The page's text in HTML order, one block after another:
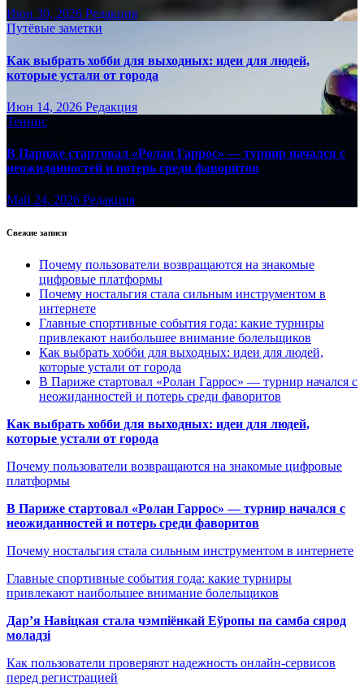
Июн 30, 2026 Редакция
Путёвые заметки
Как выбрать хобби для выходных: идеи для людей,
которые устали от города
Июн 14, 2026 Редакция
Теннис
В Париже стартовал «Ролан Гаррос» — турнир начался с
неожиданностей и потерь среди фаворитов
Май 24, 2026 Редакция
Свежие записи
Почему пользователи возвращаются на знакомые
цифровые платформы
Почему ностальгия стала сильным инструментом в
интернете
Главные спортивные события года: какие турниры
привлекают наибольшее внимание болельщиков
Как выбрать хобби для выходных: идеи для людей,
которые устали от города
В Париже стартовал «Ролан Гаррос» — турнир начался с
неожиданностей и потерь среди фаворитов
Как выбрать хобби для выходных: идеи для людей,
которые устали от города
Почему пользователи возвращаются на знакомые цифровые
платформы
В Париже стартовал «Ролан Гаррос» — турнир начался с
неожиданностей и потерь среди фаворитов
Почему ностальгия стала сильным инструментом в интернете
Главные спортивные события года: какие турниры
привлекают наибольшее внимание болельщиков
Дар’я Навіцкая стала чэмпіёнкай Еўропы па самба сярод
моладзі
Как пользователи проверяют надежность онлайн-сервисов
перед регистрацией